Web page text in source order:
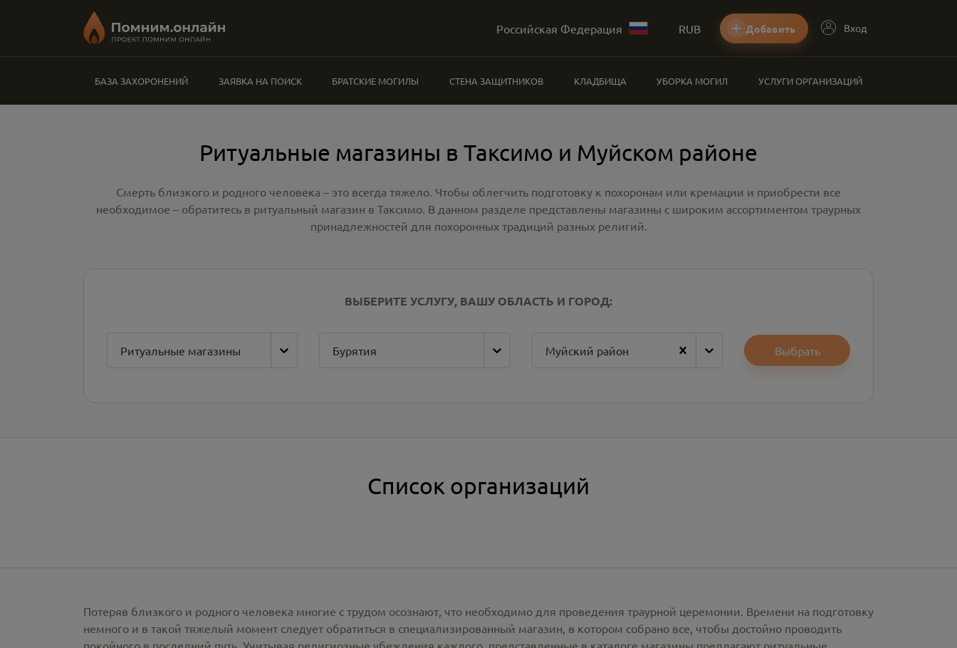
Российская Федерация RUB Добавить Вход
БАЗА ЗАХОРОНЕНИЙ ЗАЯВКА НА ПОИСК БРАТСКИЕ МОГИЛЫ СТЕНА ЗАЩИТНИКОВ КЛАДБИЩА УБОРКА МОГИЛ УСЛУГИ ОРГАНИЗАЦИЙ
Ритуальные магазины в Таксимо и Муйском районе
Смерть близкого и родного человека – это всегда тяжело. Чтобы облегчить подготовку к похоронам или кремации и приобрести все
необходимое – обратитесь в ритуальный магазин в Таксимо. В данном разделе представлены магазины с широким ассортиментом траурных
принадлежностей для похоронных традиций разных религий.
ВЫБЕРИТЕ УСЛУГУ, ВАШУ ОБЛАСТЬ И ГОРОД:
Ритуальные магазины Бурятия Муйский район Выбрать
Список организаций
Потеряв близкого и родного человека многие с трудом осознают, что необходимо для проведения траурной церемонии. Времени на подготовку
немного и в такой тяжелый момент следует обратиться в специализированный магазин, в котором собрано все, чтобы достойно проводить
покойного в последний путь. Учитывая религиозные убеждения каждого, представленные в каталоге магазины предлагают ритуальные